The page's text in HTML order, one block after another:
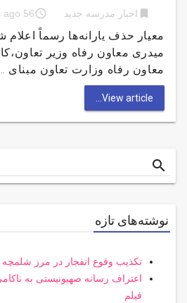
bookmark اخبار مدرسه جدید access_time
56 years ago
معیار حذف یارانه‌ها رسماً
میدری معاون رفاه وزیر
معاون رفاه وزارت تعاون مبنای …
View article...
Search
for
search
نوشته‌های تازه
تکذیب وقوع انفجار در مرز شلمچه
اعتراف رسانه صهیونیستی به
فیلم